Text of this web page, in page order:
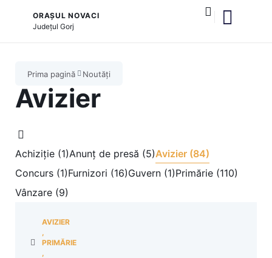
ORAȘUL NOVACI
JudețulGorj
Prima pagină Noutăți
Avizier
Achiziție (1)Anunț de presă (5)Avizier (84)
Concurs (1)Furnizori (16)Guvern (1)Primărie (110)
Vânzare (9)
AVIZIER
,
PRIMĂRIE
,